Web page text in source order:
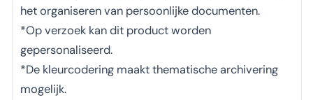
het organiseren van persoonlijke documenten.
*Op verzoek kan dit product worden
gepersonaliseerd.
*De kleurcodering maakt thematische archivering
mogelijk.